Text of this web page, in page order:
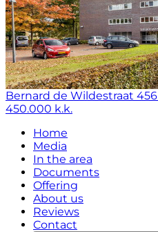
Bernard de Wildestraat 456
450.000 k.k.
Home
Media
In the area
Documents
Offering
About us
Reviews
Contact